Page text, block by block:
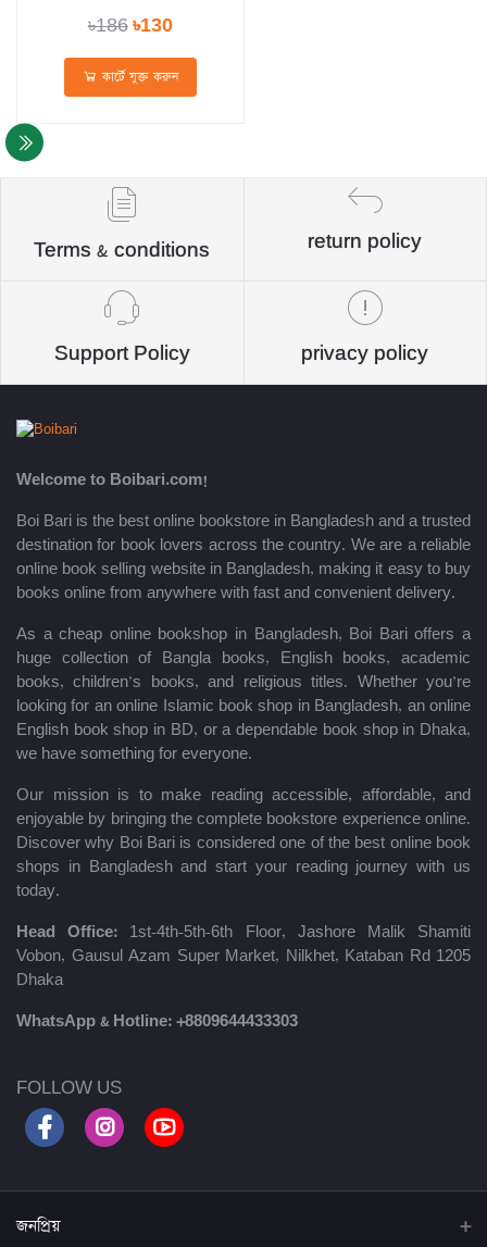
৳186৳130
কার্টে যুক্ত করুন
Terms & conditions return policy
Support Policy privacy policy
Welcome to Boibari.com!
Boi Bari is the best online bookstore in Bangladesh and a trusted
destination for book lovers across the country. We are a reliable
online book selling website in Bangladesh, making it easy to buy
books online from anywhere with fast and convenient delivery.
As a cheap online bookshop in Bangladesh, Boi Bari offers a
huge collection of Bangla books, English books, academic
books, children’s books, and religious titles. Whether you’re
looking for an online Islamic book shop in Bangladesh, an online
English book shop in BD, or a dependable book shop in Dhaka,
we have something for everyone.
Our mission is to make reading accessible, affordable, and
enjoyable by bringing the complete bookstore experience online.
Discover why Boi Bari is considered one of the best online book
shops in Bangladesh and start your reading journey with us
today.
Head Office: 1st-4th-5th-6th Floor, Jashore Malik Shamiti
Vobon, Gausul Azam Super Market, Nilkhet, Kataban Rd 1205
Dhaka
WhatsApp & Hotline: +8809644433303
FOLLOW US
জনপ্রিয়